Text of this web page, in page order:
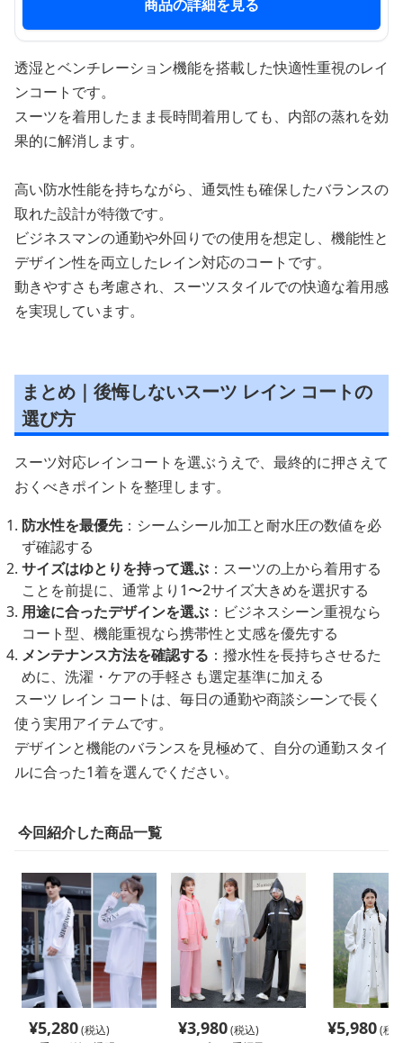
商品の詳細を見る
透湿とベンチレーション機能を搭載した快適性重視のレイ
ンコートです。
スーツを着用したまま長時間着用しても、内部の蒸れを効
果的に解消します。
高い防水性能を持ちながら、通気性も確保したバランスの
取れた設計が特徴です。
ビジネスマンの通勤や外回りでの使用を想定し、機能性と
デザイン性を両立したレイン対応のコートです。
動きやすさも考慮され、スーツスタイルでの快適な着用感
を実現しています。
まとめ｜後悔しないスーツ レイン コートの
選び方
スーツ対応レインコートを選ぶうえで、最終的に押さえて
おくべきポイントを整理します。
防水性を最優先：シームシール加工と耐水圧の数値を必
ず確認する
サイズはゆとりを持って選ぶ ：スーツの上から着用する
ことを前提に、通常より1〜2サイズ大きめを選択する
用途に合ったデザインを選ぶ ：ビジネスシーン重視なら
コート型、機能重視なら携帯性と丈感を優先する
メンテナンス方法を確認する ：撥水性を長持ちさせるた
めに、洗濯・ケアの手軽さも選定基準に加える
スーツ レイン コートは、毎日の通勤や商談シーンで長く
使う実用アイテムです。
デザインと機能のバランスを見極めて、自分の通勤スタイ
ルに合った1着を選んでください。
今回紹介した商品一覧
¥5,280(税込)
¥3,980(税込)
¥5,980(税